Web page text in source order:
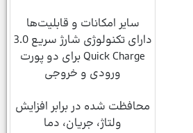
سایر امکانات و قابلیت‌ها
دارای تکنولوژی شارژ سریع 3.0
Quick Charge برای دو پورت
ورودی و خروجی
محافظت شده در برابر افزایش
ولتاژ، جریان، دما